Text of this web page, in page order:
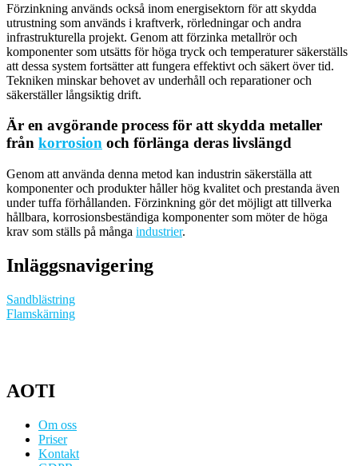
Förzinkning används också inom energisektorn för att skydda
utrustning som används i kraftverk, rörledningar och andra
infrastrukturella projekt. Genom att förzinka metallrör och
komponenter som utsätts för höga tryck och temperaturer säkerställs
att dessa system fortsätter att fungera effektivt och säkert över tid.
Tekniken minskar behovet av underhåll och reparationer och
säkerställer långsiktig drift.
Är en avgörande process för att skydda metaller
från korrosion och förlänga deras livslängd
Genom att använda denna metod kan industrin säkerställa att
komponenter och produkter håller hög kvalitet och prestanda även
under tuffa förhållanden. Förzinkning gör det möjligt att tillverka
hållbara, korrosionsbeständiga komponenter som möter de höga
krav som ställs på många industrier.
Inläggsnavigering
Sandblästring
Flamskärning
AOTI
Om oss
Priser
Kontakt